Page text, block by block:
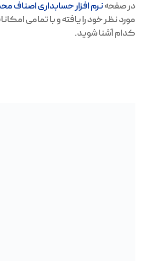
در صفحه‌نرم افزار حسابداری اصناف
مورد نظر خود را یافته و با تمامی
کدام آشنا شوید.